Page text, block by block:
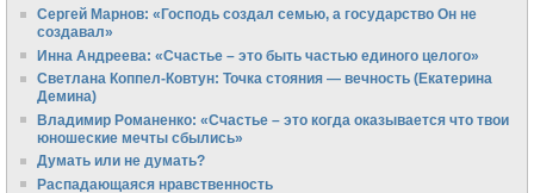
Сергей Марнов: «Господь создал семью, а государство Он не
создавал»
Инна Андреева: «Счастье – это быть частью единого целого»
Светлана Коппел-Ковтун: Точка стояния — вечность (Екатерина
Демина)
Владимир Романенко: «Счастье – это когда оказывается что твои
юношеские мечты сбылись»
Думать или не думать?
Распадающаяся нравственность